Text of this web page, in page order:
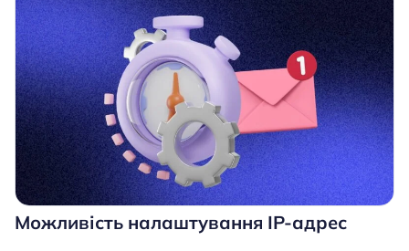
Можливість налаштування IP-адрес